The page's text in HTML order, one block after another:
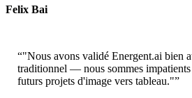
Felix Bai
“"Nous avons validé Energent.ai bien
traditionnel — nous sommes
futurs projets d'image vers tableau."”